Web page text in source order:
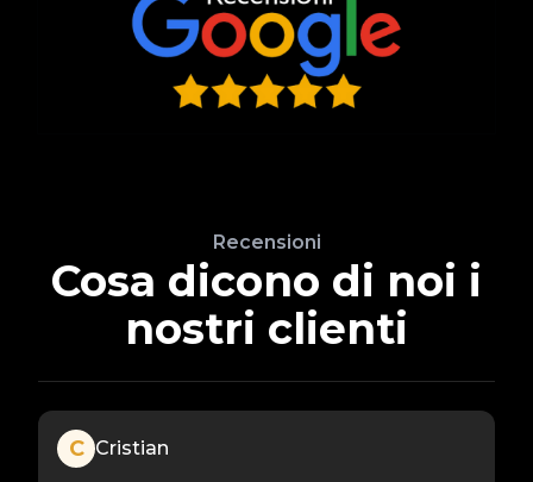
Recensioni
Cosa dicono di noi i
nostri clienti
C Cristian